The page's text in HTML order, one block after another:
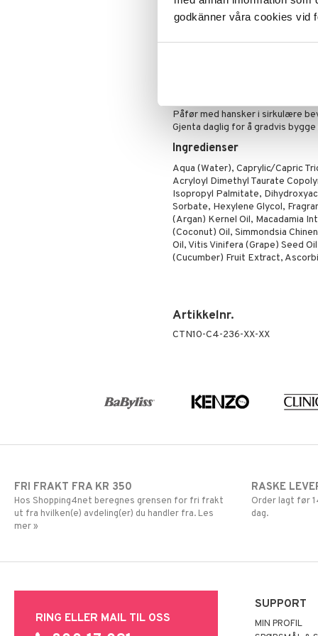
godkänner våra cookies vid
solbrun farge. Beriket med
arganolje og jojobaolje.
Bruk den hver dag for å bygge
Påfør med hansker i sirkulære
Gjenta daglig for å gradvis
Ingredienser
Aqua (Water), Caprylic/Capric
Acryloyl Dimethyl Taurate
Isopropyl Palmitate,
Sorbate, Hexylene Glycol,
(Argan) Kernel Oil, Macadamia
(Coconut) Oil, Simmondsia
Oil, Vitis Vinifera (Grape) Seed
(Cucumber) Fruit Extract,
Artikkelnr.
CTN10-C4-236-XX-XX
FRI FRAKT FRA KR 350
Hos Shopping4net beregnes grensen for fri frakt
ut fra hvilken(e) avdeling(er) du handler fra. Les
mer »
RASKE
Order lagt før
dag.
RING ELLER MAIL TIL OSS
SUPPORT
MIN PROFIL